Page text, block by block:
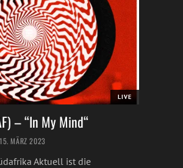
LIVE
– “In My Mind“
15. MÄRZ 2023
Aktuell ist die